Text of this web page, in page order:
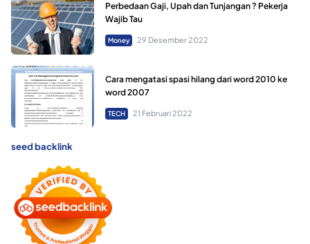
Perbedaan Gaji, Upah dan Tunjangan ? Pekerja
Wajib Tau
Money 29 Desember 2022
Cara mengatasi spasi hilang dari word 2010 ke
word 2007
TECH 21 Februari 2022
seed backlink